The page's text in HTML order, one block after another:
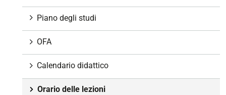
Piano degli studi
OFA
Calendario didattico
Orario delle lezioni